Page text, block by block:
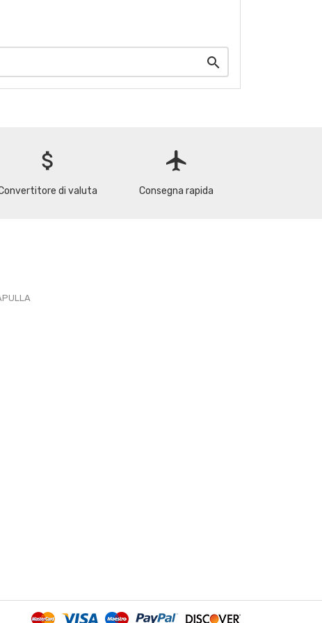

attach_money
di valuta
flight
Consegna rapida